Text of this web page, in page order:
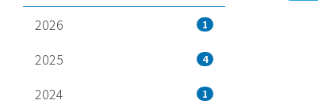
2026
1
2025 4
2024 1